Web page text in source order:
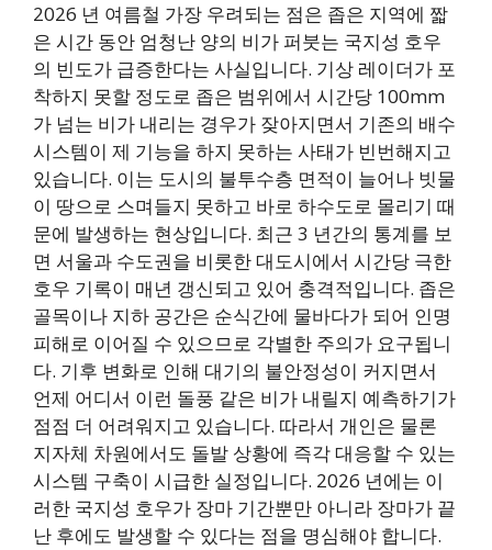
2026 년 여름철 가장 우려되는 점은 좁은 지역에 짧
은 시간 동안 엄청난 양의 비가 퍼붓는 국지성 호우
의 빈도가 급증한다는 사실입니다. 기상 레이더가 포
착하지 못할 정도로 좁은 범위에서 시간당 100mm
가 넘는 비가 내리는 경우가 잦아지면서 기존의 배수
시스템이 제 기능을 하지 못하는 사태가 빈번해지고
있습니다. 이는 도시의 불투수층 면적이 늘어나 빗물
이 땅으로 스며들지 못하고 바로 하수도로 몰리기 때
문에 발생하는 현상입니다. 최근 3 년간의 통계를 보
면 서울과 수도권을 비롯한 대도시에서 시간당 극한
호우 기록이 매년 갱신되고 있어 충격적입니다. 좁은
골목이나 지하 공간은 순식간에 물바다가 되어 인명
피해로 이어질 수 있으므로 각별한 주의가 요구됩니
다. 기후 변화로 인해 대기의 불안정성이 커지면서
언제 어디서 이런 돌풍 같은 비가 내릴지 예측하기가
점점 더 어려워지고 있습니다. 따라서 개인은 물론
지자체 차원에서도 돌발 상황에 즉각 대응할 수 있는
시스템 구축이 시급한 실정입니다. 2026 년에는 이
러한 국지성 호우가 장마 기간뿐만 아니라 장마가 끝
난 후에도 발생할 수 있다는 점을 명심해야 합니다.